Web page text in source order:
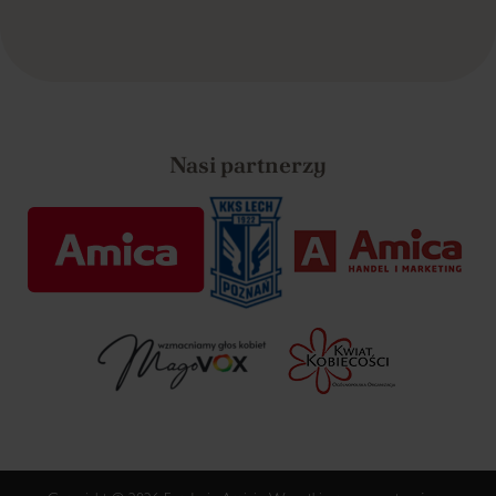
Nasi partnerzy